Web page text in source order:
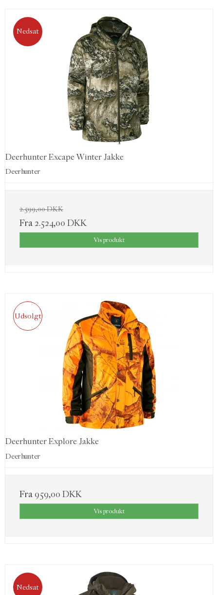
Nedsat
Deerhunter Excape Winter Jakke
Deerhunter
2.599,00 DKK
Fra2.524,00 DKK
Vis produkt
Udsolgt
Deerhunter Explore Jakke
Deerhunter
Fra 959,00 DKK
Vis produkt
Nedsat